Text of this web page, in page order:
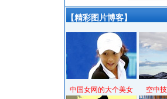
【精彩图片博客】
中国女网的大个美女 空中